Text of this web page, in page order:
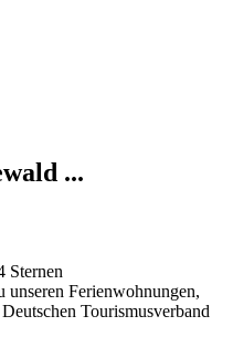
...
Ferienwohnungen,
Tourismusverband